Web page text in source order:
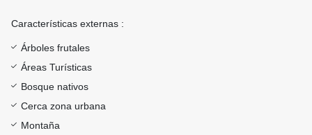
Características externas :
Árboles frutales
Áreas Turísticas
Bosque nativos
Cerca zona urbana
Montaña